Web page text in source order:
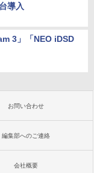
導入
3」「NEO iDSD
お問い合わせ
編集部へのご連絡
会社概要